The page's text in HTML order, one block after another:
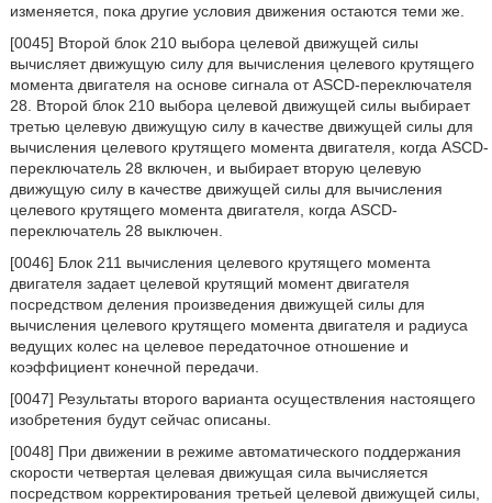
изменяется, пока другие условия движения остаются теми же.
[0045] Второй блок 210 выбора целевой движущей силы
вычисляет движущую силу для вычисления целевого крутящего
момента двигателя на основе сигнала от ASCD-переключателя
28. Второй блок 210 выбора целевой движущей силы выбирает
третью целевую движущую силу в качестве движущей силы для
вычисления целевого крутящего момента двигателя, когда ASCD-
переключатель 28 включен, и выбирает вторую целевую
движущую силу в качестве движущей силы для вычисления
целевого крутящего момента двигателя, когда ASCD-
переключатель 28 выключен.
[0046] Блок 211 вычисления целевого крутящего момента
двигателя задает целевой крутящий момент двигателя
посредством деления произведения движущей силы для
вычисления целевого крутящего момента двигателя и радиуса
ведущих колес на целевое передаточное отношение и
коэффициент конечной передачи.
[0047] Результаты второго варианта осуществления настоящего
изобретения будут сейчас описаны.
[0048] При движении в режиме автоматического поддержания
скорости четвертая целевая движущая сила вычисляется
посредством корректирования третьей целевой движущей силы,